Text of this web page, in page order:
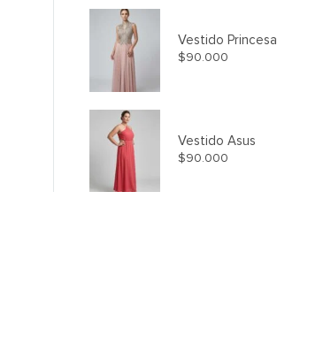
Vestido Princesa
$90.000
Vestido Asus
$90.000